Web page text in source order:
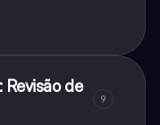
Revisão de
9